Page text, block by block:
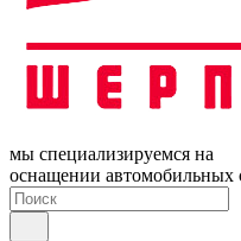
мы специализируемся на
оснащении автомобильных